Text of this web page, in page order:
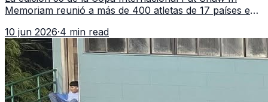
Memoriam reunió a más de 400 atletas de 17 países en
delegación nacional, según el balance oficial de CDAG.
10 jun 2026·4 min read